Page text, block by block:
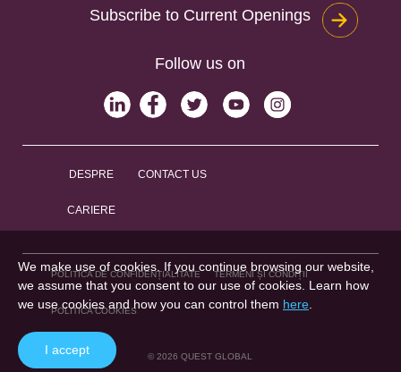
Subscribe to Current Openings
Follow us on
DESPRE CONTACT US
CARIERE
POLITICA DE CONFIDENȚIALITATE TERMENI ȘI CONDIȚII
POLITICA COOKIES
© 2026 QUEST GLOBAL
We make use of cookies. If you continue browsing our website,
we assume that you consent to our use of cookies. Learn how
we use cookies and how you can control them here
I accept